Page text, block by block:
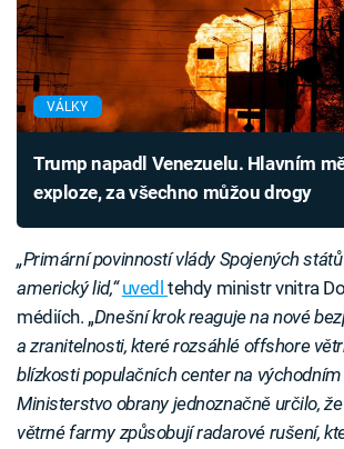
VÁLKY
Trump napadl Venezuelu. Hlavním
exploze, za všechno můžou drogy
„Primární povinností vlády Spojených
americký lid,“uvedltehdy ministr vnitra
médiích. „Dnešní krok reaguje na nové
a zranitelnosti, které rozsáhlé offshore
blízkosti populačních center na
Ministerstvo obrany jednoznačně určilo,
větrné farmy způsobují radarové rušení,